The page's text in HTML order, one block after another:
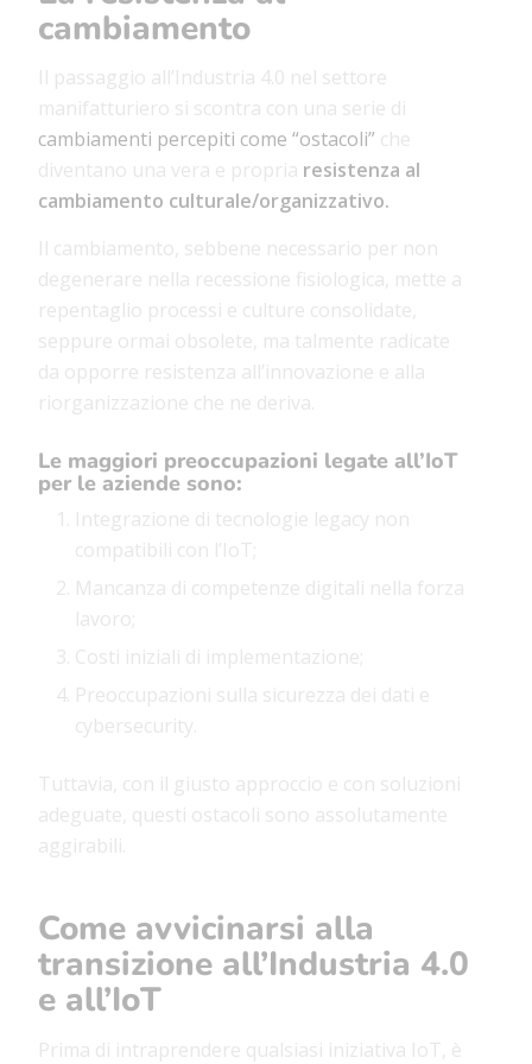
cambiamento
Il passaggio all’Industria 4.0 nel settore
manifatturiero si scontra con una serie di
cambiamenti percepiti come “ostacoli” che
diventano una vera e propria resistenza al
cambiamento culturale/organizzativo.
Il cambiamento, sebbene necessario per non
degenerare nella recessione fisiologica, mette a
repentaglio processi e culture consolidate,
seppure ormai obsolete, ma talmente radicate
da opporre resistenza all’innovazione e alla
riorganizzazione che ne deriva.
Le maggiori preoccupazioni legate all’IoT
per le aziende sono:
Integrazione di tecnologie legacy non
compatibili con l’IoT;
Mancanza di competenze digitali nella forza
lavoro;
Costi iniziali di implementazione;
Preoccupazioni sulla sicurezza dei dati e
cybersecurity.
Tuttavia, con il giusto approccio e con soluzioni
adeguate, questi ostacoli sono assolutamente
aggirabili.
Come avvicinarsi alla
transizione all’Industria 4.0
e all’IoT
Prima di intraprendere qualsiasi iniziativa IoT, è